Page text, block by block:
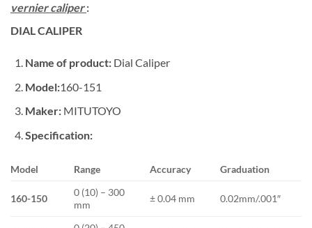
vernier caliper:
DIAL CALIPER
Name of product: Dial Caliper
Model:160-151
Maker: MITUTOYO
Specification:
Model Range Accuracy Graduation
160-150
0 (10) – 300
mm
± 0.04 mm 0.02mm/.001″